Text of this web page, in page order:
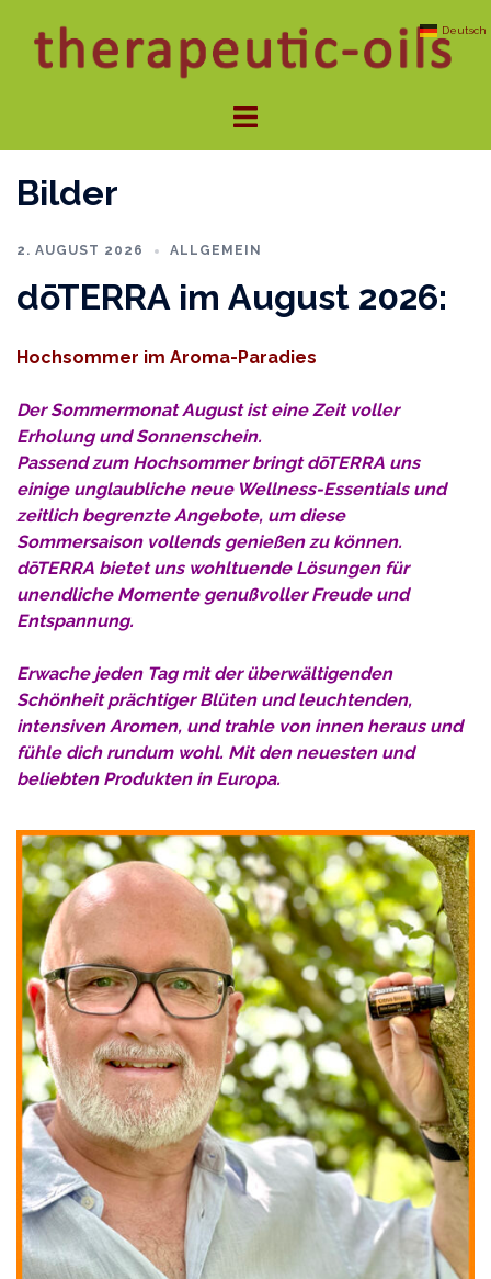
Inhalt
springen
Menü
Bilder
2. AUGUST 2026 ALLGEMEIN
dōTERRA im August 2026:
Hochsommer im Aroma-Paradies
Der Sommermonat August ist eine Zeit voller
Erholung und Sonnenschein.
Passend zum Hochsommer bringt dōTERRA uns
einige unglaubliche neue Wellness-Essentials und
zeitlich begrenzte Angebote, um diese
Sommersaison vollends genießen zu können.
dōTERRA bietet uns wohltuende Lösungen für
unendliche Momente genußvoller Freude und
Entspannung.
Erwache jeden Tag mit der überwältigenden
Schönheit prächtiger Blüten und leuchtenden,
intensiven Aromen, undtrahle von innen heraus und
fühle dich rundum wohl. Mit den neuesten und
beliebten Produkten in Europa.
Deutsch